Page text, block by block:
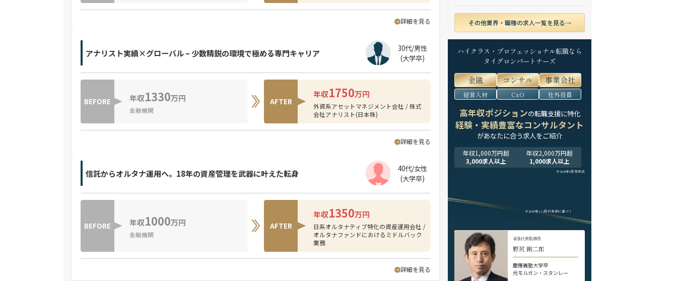
詳細を見る
アナリスト実績×グローバル – 少数精鋭の環境で極める専門キャリア
30代/男性
(大学卒)
BEFORE 年収1330万円
金融機関
AFTER
年収1750万円
外資系アセットマネジメント会社 / 株式
会社アナリスト(日本株)
詳細を見る
信託からオルタナ運用へ。18年の資産管理を武器に叶えた転身
40代/女性
(大学卒)
BEFORE 年収1000万円
金融機関
AFTER
年収1350万円
日系オルタナティブ特化の資産運用会社 /
オルタナファンドにおけるミドルバック
業務
詳細を見る
その他業界・職種の求人一覧を見る
ハイクラス・プロフェッショナル転職なら
タイグロンパートナーズ
金融 コンサル 事業会社
経営人材 CxO 社外役員
高年収ポジションの転職支援に特化
経験・実績豊富なコンサルタント
があなたに合う求人をご紹介
年収1,000万円超
3,000求人以上
年収2,000万円超
1,000求人以上
※2025年9月末時点
※2024年1-12月の実績に基づく
当社代表取締役
野尻 剛二郎
慶應義塾大学卒
元モルガン・スタンレー